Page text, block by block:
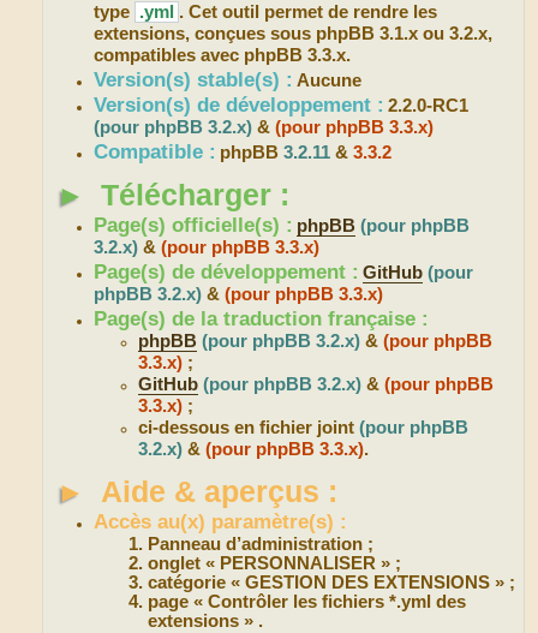
type .yml . Cet outil permet de rendre les
extensions, conçues sous phpBB 3.1.x ou 3.2.x,
compatibles avec phpBB 3.3.x.
Version(s) stable(s) : Aucune
Version(s) de développement : 2.2.0-RC1
(pour phpBB 3.2.x) &(pour phpBB 3.3.x)
Compatible : phpBB3.2.11 &3.3.2
► Télécharger :
Page(s) officielle(s) : phpBB (pour phpBB
3.2.x) &(pour phpBB 3.3.x)
Page(s) de développement : GitHub (pour
phpBB 3.2.x) &(pour phpBB 3.3.x)
Page(s) de la traduction française :
phpBB (pour phpBB 3.2.x) &(pour phpBB
3.3.x) ;
GitHub (pour phpBB 3.2.x) &(pour phpBB
3.3.x) ;
ci-dessous en fichier joint(pour phpBB
3.2.x) &(pour phpBB 3.3.x).
► Aide & aperçus :
Accès au(x) paramètre(s) :
Panneau d’administration ;
onglet « PERSONNALISER » ;
catégorie « GESTION DES EXTENSIONS » ;
page « Contrôler les fichiers *.yml des
extensions » .